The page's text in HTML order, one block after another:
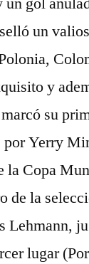
un
y
su
Yerry
la Copa
de la
Lehmann,
lugar